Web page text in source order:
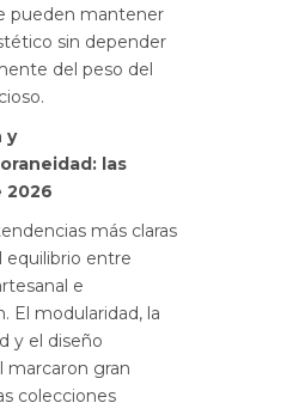
pueden mantener
sin depender
del peso del
y
las
2026
más claras
equilibrio entre
e
El modularidad, la
y el diseño
marcaron gran
colecciones